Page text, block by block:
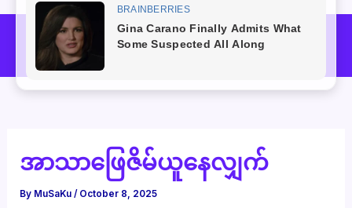
content
အာသာဖြေဇိမ်ယူနေလျှက်
By MuSaKu/ October 8, 2025